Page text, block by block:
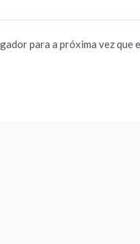
para a próxima vez que